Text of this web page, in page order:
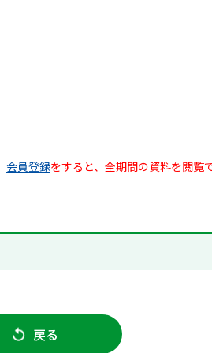
会員登録をすると、全期間の資料を閲覧
戻る